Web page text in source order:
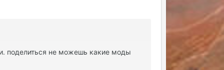
поделиться не можешь какие моды